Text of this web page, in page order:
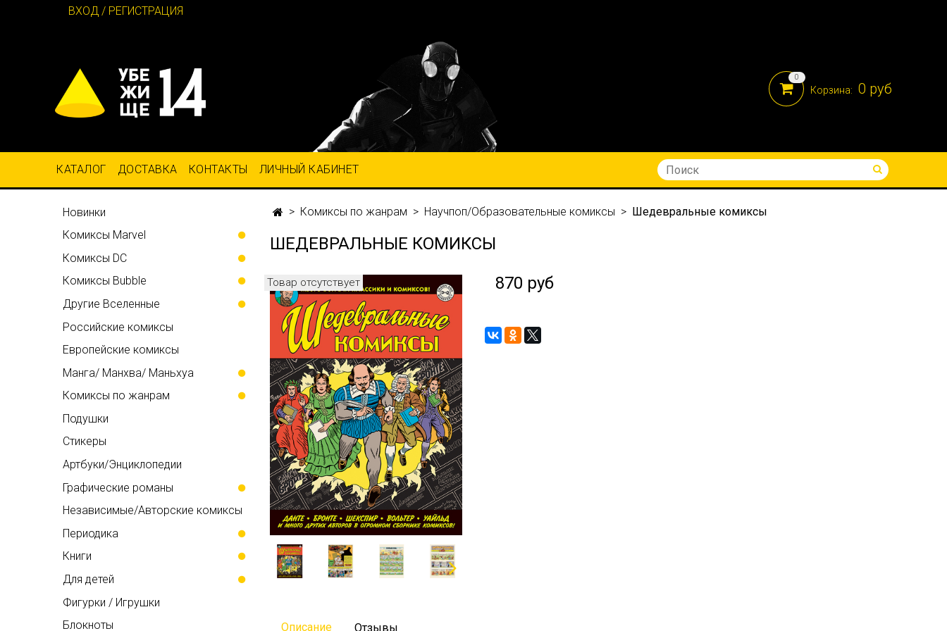
ВХОД / РЕГИСТРАЦИЯ
0
Корзина: 0 руб
КАТАЛОГ ДОСТАВКА КОНТАКТЫ ЛИЧНЫЙ КАБИНЕТ
Комиксы по жанрам Научпоп/Образовательные комиксы Шедевральные комиксы
ШЕДЕВРАЛЬНЫЕ КОМИКСЫ
Товар отсутствует 870 руб
Описание Отзывы
Новинки
Комиксы Marvel
Комиксы DC
Комиксы Bubble
Другие Вселенные
Российские комиксы
Европейские комиксы
Манга/ Манхва/ Маньхуа
Комиксы по жанрам
Подушки
Стикеры
Артбуки/Энциклопедии
Графические романы
Независимые/Авторские комиксы
Периодика
Книги
Для детей
Фигурки / Игрушки
Блокноты